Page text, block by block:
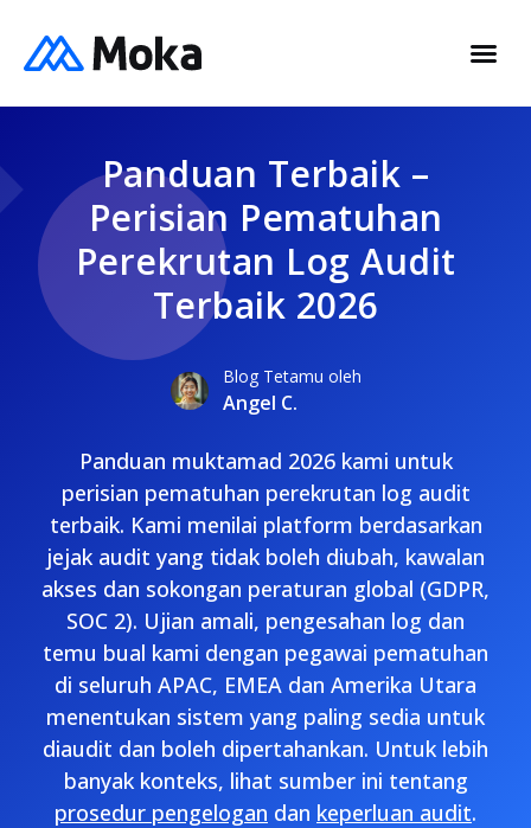
Panduan Terbaik –
Perisian Pematuhan
Perekrutan Log Audit
Terbaik 2026
Blog Tetamu oleh
Angel C.
Panduan muktamad 2026 kami untuk
perisian pematuhan perekrutan log audit
terbaik. Kami menilai platform berdasarkan
jejak audit yang tidak boleh diubah, kawalan
akses dan sokongan peraturan global (GDPR,
SOC 2). Ujian amali, pengesahan log dan
temu bual kami dengan pegawai pematuhan
di seluruh APAC, EMEA dan Amerika Utara
menentukan sistem yang paling sedia untuk
diaudit dan boleh dipertahankan. Untuk lebih
banyak konteks, lihat sumber ini tentang
prosedur pengelogan dan keperluan audit.